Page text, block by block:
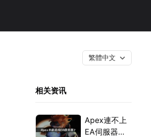
繁體中文
相关资讯
Apex連不上
EA伺服器？